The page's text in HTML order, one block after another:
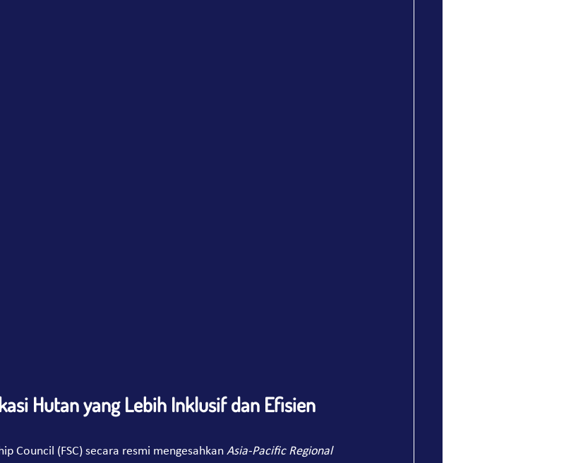
Hutan yang Lebih Inklusif dan Efisien
Council (FSC) secara resmi mengesahkan Asia-Pacific Regional